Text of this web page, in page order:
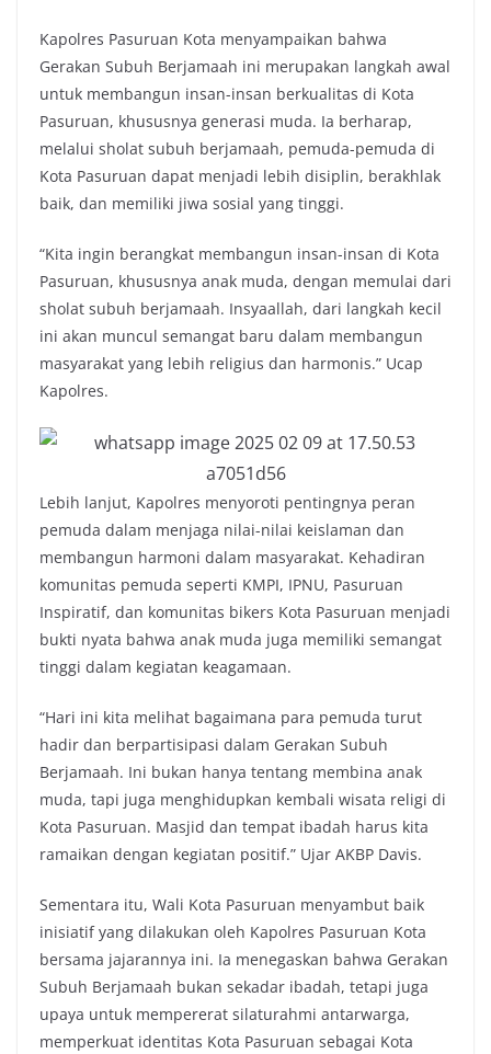
Kapolres Pasuruan Kota menyampaikan bahwa
Gerakan Subuh Berjamaah ini merupakan langkah awal
untuk membangun insan-insan berkualitas di Kota
Pasuruan, khususnya generasi muda. Ia berharap,
melalui sholat subuh berjamaah, pemuda-pemuda di
Kota Pasuruan dapat menjadi lebih disiplin, berakhlak
baik, dan memiliki jiwa sosial yang tinggi.
“Kita ingin berangkat membangun insan-insan di Kota
Pasuruan, khususnya anak muda, dengan memulai dari
sholat subuh berjamaah. Insyaallah, dari langkah kecil
ini akan muncul semangat baru dalam membangun
masyarakat yang lebih religius dan harmonis.” Ucap
Kapolres.
Lebih lanjut, Kapolres menyoroti pentingnya peran
pemuda dalam menjaga nilai-nilai keislaman dan
membangun harmoni dalam masyarakat. Kehadiran
komunitas pemuda seperti KMPI, IPNU, Pasuruan
Inspiratif, dan komunitas bikers Kota Pasuruan menjadi
bukti nyata bahwa anak muda juga memiliki semangat
tinggi dalam kegiatan keagamaan.
“Hari ini kita melihat bagaimana para pemuda turut
hadir dan berpartisipasi dalam Gerakan Subuh
Berjamaah. Ini bukan hanya tentang membina anak
muda, tapi juga menghidupkan kembali wisata religi di
Kota Pasuruan. Masjid dan tempat ibadah harus kita
ramaikan dengan kegiatan positif.” Ujar AKBP Davis.
Sementara itu, Wali Kota Pasuruan menyambut baik
inisiatif yang dilakukan oleh Kapolres Pasuruan Kota
bersama jajarannya ini. Ia menegaskan bahwa Gerakan
Subuh Berjamaah bukan sekadar ibadah, tetapi juga
upaya untuk mempererat silaturahmi antarwarga,
memperkuat identitas Kota Pasuruan sebagai Kota